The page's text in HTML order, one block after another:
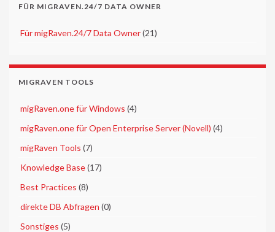
FÜR MIGRAVEN.24/7 DATA OWNER
Für migRaven.24/7 Data Owner(21)
MIGRAVEN TOOLS
migRaven.one für Windows (4)
migRaven.one für Open Enterprise Server (Novell) (4)
migRaven Tools (7)
Knowledge Base(17)
Best Practices (8)
direkte DB Abfragen (0)
Sonstiges (5)